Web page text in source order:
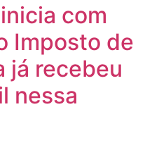
com
Imposto de
já recebeu
nessa